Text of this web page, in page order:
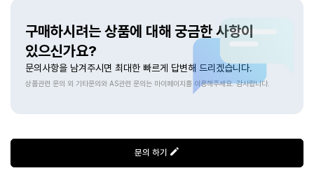
koyu****
만족합니다. 잘쓸게요.
구매하시려는 상품에 대해 궁금한 사항이
있으신가요?
문의사항을 남겨주시면 최대한 빠르게 답변해 드리겠습니다.
상품관련 문의 외 기타문의와 AS관련 문의는 마이페이지를 이용해주세요. 감사합니다.
문의 하기